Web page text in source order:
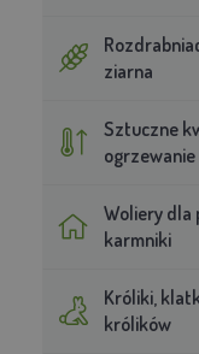
ziarna
Sztuczne
ogrzewanie
Woliery dla
karmniki
Króliki,
królików